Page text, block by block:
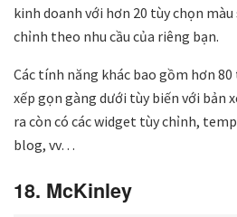
kinh doanh với hơn 20 tùy chọn màu
chỉnh theo nhu cầu của riêng bạn.
Các tính năng khác bao gồm hơn
xếp gọn gàng dưới tùy biến với bản
ra còn có các widget tùy chỉnh,
blog, vv…
18. McKinley